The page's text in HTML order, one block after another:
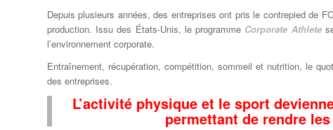
Depuis plusieurs années, des entreprises ont pris le contrepied de
production. Issu des États-Unis, le programme Corporate Athlete
l’environnement corporate.
Entraînement, récupération, compétition, sommeil et nutrition, le
des entreprises.
L’activité physique et le sport
permettant de rendre